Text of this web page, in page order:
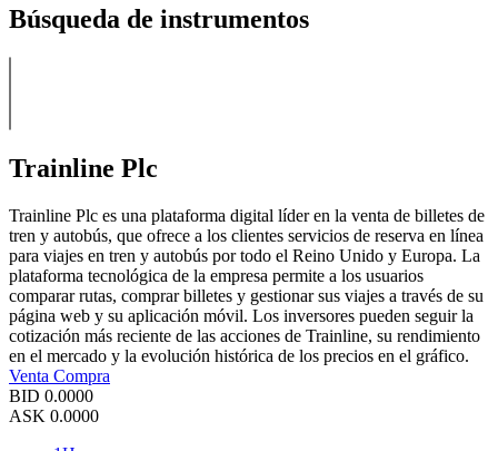
Búsqueda de instrumentos
Trainline Plc
Trainline Plc es una plataforma digital líder en la venta de billetes de
tren y autobús, que ofrece a los clientes servicios de reserva en línea
para viajes en tren y autobús por todo el Reino Unido y Europa. La
plataforma tecnológica de la empresa permite a los usuarios
comparar rutas, comprar billetes y gestionar sus viajes a través de su
página web y su aplicación móvil. Los inversores pueden seguir la
cotización más reciente de las acciones de Trainline, su rendimiento
en el mercado y la evolución histórica de los precios en el gráfico.
Venta Compra
BID 0.0000
ASK 0.0000